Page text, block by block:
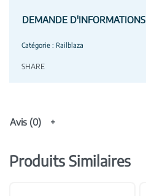
DEMANDE D'INFORMATIONS
Catégorie : Railblaza
SHARE
Avis (0)
Produits Similaires